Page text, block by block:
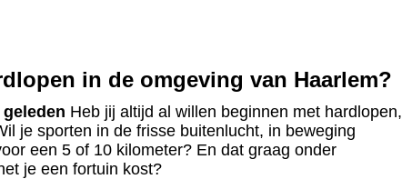
in de omgeving van Haarlem?
Heb jij altijd al willen beginnen met hardlopen,
je sporten in de frisse buitenlucht, in beweging
een 5 of 10 kilometer? En dat graag onder
je een fortuin kost?